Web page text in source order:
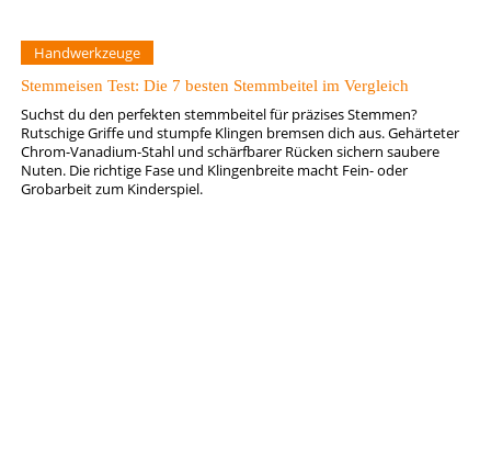
Handwerkzeuge
Stemmeisen Test: Die 7 besten Stemmbeitel im Vergleich
Suchst du den perfekten stemmbeitel für präzises Stemmen?
Rutschige Griffe und stumpfe Klingen bremsen dich aus. Gehärteter
Chrom-Vanadium-Stahl und schärfbarer Rücken sichern saubere
Nuten. Die richtige Fase und Klingenbreite macht Fein- oder
Grobarbeit zum Kinderspiel.